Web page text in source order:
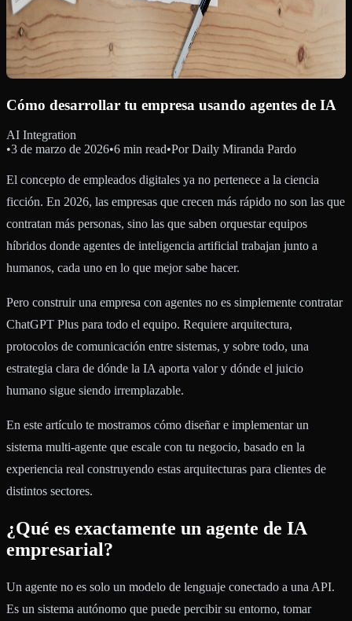
Cómo desarrollar tu empresa usando agentes de IA
AI Integration
•3 de marzo de 2026•6 min read•Por Daily Miranda Pardo
El concepto de empleados digitales ya no pertenece a la ciencia
ficción. En 2026, las empresas que crecen más rápido no son las que
contratan más personas, sino las que saben orquestar equipos
híbridos donde agentes de inteligencia artificial trabajan junto a
humanos, cada uno en lo que mejor sabe hacer.
Pero construir una empresa con agentes no es simplemente contratar
ChatGPT Plus para todo el equipo. Requiere arquitectura,
protocolos de comunicación entre sistemas, y sobre todo, una
estrategia clara de dónde la IA aporta valor y dónde el juicio
humano sigue siendo irremplazable.
En este artículo te mostramos cómo diseñar e implementar un
sistema multi-agente que escale con tu negocio, basado en la
experiencia real construyendo estas arquitecturas para clientes de
distintos sectores.
¿Qué es exactamente un agente de IA
empresarial?
Un agente no es solo un modelo de lenguaje conectado a una API.
Es un sistema autónomo que puede percibir su entorno, tomar